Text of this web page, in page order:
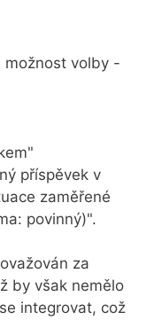
možnost volby -
příspěvek v
zaměřené
povinný)".
za
by však nemělo
integrovat, což